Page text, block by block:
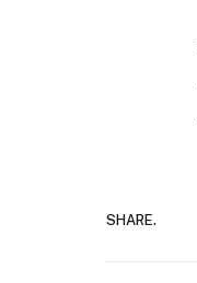
SHARE.